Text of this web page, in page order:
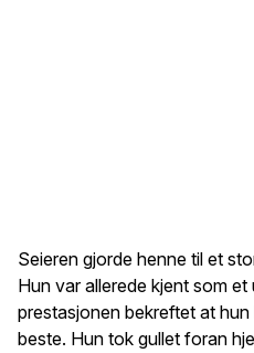
Seieren gjorde henne til et
Hun var allerede kjent som
prestasjonen bekreftet at
beste. Hun tok gullet foran